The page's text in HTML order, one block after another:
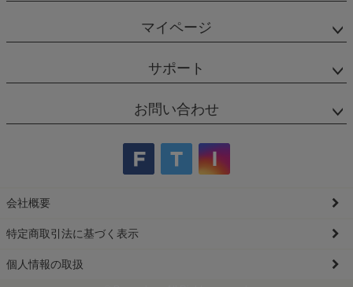
マイページ
サポート
お問い合わせ
会社概要
特定商取引法に基づく表示
個人情報の取扱